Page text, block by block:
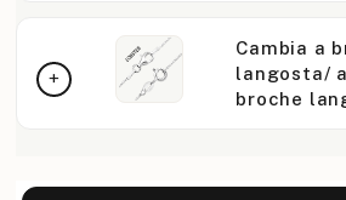
Cambia a
langosta/
broche